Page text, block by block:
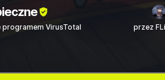
programem VirusTotal przez